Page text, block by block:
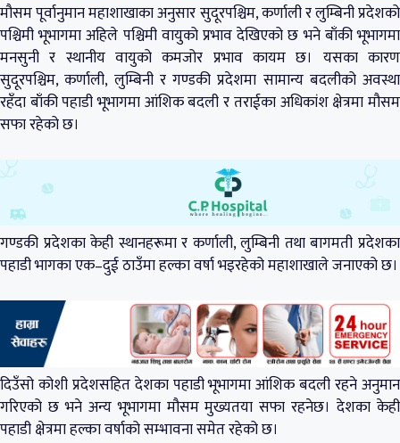
मौसम पूर्वानुमान महाशाखाका अनुसार सुदूरपश्चिम, कर्णाली र लुम्बिनी प्रदेशको
पश्चिमी भूभागमा अहिले पश्चिमी वायुको प्रभाव देखिएको छ भने बाँकी भूभागमा
मनसुनी र स्थानीय वायुको कमजोर प्रभाव कायम छ। यसका कारण
सुदूरपश्चिम, कर्णाली, लुम्बिनी र गण्डकी प्रदेशमा सामान्य बदलीको अवस्था
रहँदा बाँकी पहाडी भूभागमा आंशिक बदली र तराईका अधिकांश क्षेत्रमा मौसम
सफा रहेको छ।
गण्डकी प्रदेशका केही स्थानहरूमा र कर्णाली, लुम्बिनी तथा बागमती प्रदेशका
पहाडी भागका एक–दुई ठाउँमा हल्का वर्षा भइरहेको महाशाखाले जनाएको छ।
दिउँसो कोशी प्रदेशसहित देशका पहाडी भूभागमा आंशिक बदली रहने अनुमान
गरिएको छ भने अन्य भूभागमा मौसम मुख्यतया सफा रहनेछ। देशका केही
पहाडी क्षेत्रमा हल्का वर्षाको सम्भावना समेत रहेको छ।